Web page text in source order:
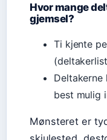
Hvor mange
gjemsel?
Ti kjente
Deltakerne
best mulig
Mønsteret er